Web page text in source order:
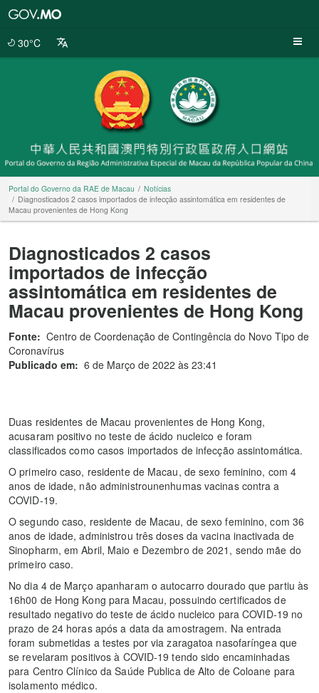
30°C
Portal do Governo da RAE de Macau
Notícias
Diagnosticados 2 casos importados de infecção assintomática em residentes de
Macau provenientes de Hong Kong
Diagnosticados 2 casos
importados de infecção
assintomática em residentes de
Macau provenientes de Hong Kong
Fonte: Centro de Coordenação de Contingência do Novo Tipo de
Coronavírus
Publicado em: 6 de Março de 2022 às 23:41
Duas residentes de Macau provenientes de Hong Kong,
acusaram positivo no teste de ácido nucleico e foram
classificados como casos importados de infecção assintomática.
O primeiro caso, residente de Macau, de sexo feminino, com 4
anos de idade, não administrounenhumas vacinas contra a
COVID-19.
O segundo caso, residente de Macau, de sexo feminino, com 36
anos de idade, administrou três doses da vacina inactivada de
Sinopharm, em Abril, Maio e Dezembro de 2021, sendo mãe do
primeiro caso.
No dia 4 de Março apanharam o autocarro dourado que partiu às
16h00 de Hong Kong para Macau, possuindo certificados de
resultado negativo do teste de ácido nucleico para COVID-19 no
prazo de 24 horas após a data da amostragem. Na entrada
foram submetidas a testes por via zaragatoa nasofaríngea que
se revelaram positivos à COVID-19 tendo sido encaminhadas
para Centro Clínico da Saúde Publica de Alto de Coloane para
isolamento médico.